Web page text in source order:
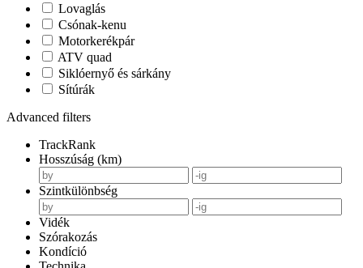
Lovaglás
Csónak-kenu
Motorkerékpár
ATV quad
Siklóernyő és sárkány
Sítúrák
Advanced filters
TrackRank
Hosszúság (km)
Szintkülönbség
Vidék
Szórakozás
Kondíció